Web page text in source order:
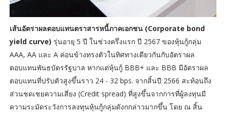
เส้นอัตราผลตอบแทนตราสารหนี้ภาคเอกชน (Corporate bond
yield curve) รุ่นอายุ 5 ปี ในช่วงครึ่งแรก ปี 2567 ของหุ้นกู้กลุ่ม
AAA, AA และ A ค่อนข้างทรงตัวในทิศทางเดียวกันกับอัตราผล
ตอบแทนพันธบัตรรัฐบาล หากแต่หุ้นกู้ BBB+ และ BBB มีอัตราผล
ตอบแทนที่ปรับตัวสูงขึ้นราว 24 - 32 bps. จากสิ้นปี 2566 สะท้อนถึง
ส่วนชดเชยความเสี่ยง (Credit spread) ที่สูงขึ้นจากการที่ผู้ลงทุนมี
ความระมัดระวังการลงทุนหุ้นกู้กลุ่มดังกกล่าวมากขึ้น โดย ณ สิ้น